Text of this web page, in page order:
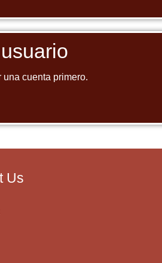
cuenta primero.
Us